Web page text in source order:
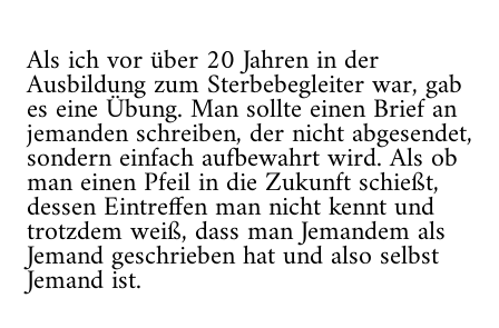
Als ich vor über 20 Jahren in der
Ausbildung zum Sterbebegleiter war, gab
es eine Übung. Man sollte einen Brief an
jemanden schreiben, der nicht abgesendet,
sondern einfach aufbewahrt wird. Als ob
man einen Pfeil in die Zukunft schießt,
dessen Eintreffen man nicht kennt und
trotzdem weiß, dass man Jemandem als
Jemand geschrieben hat und also selbst
Jemand ist.